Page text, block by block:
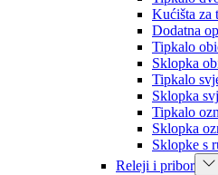
Kućišta za
Dodatna
Tipkalo
Sklopka
Tipkalo
Sklopka
Tipkalo
Sklopka
Sklopke s
Releji i pribor